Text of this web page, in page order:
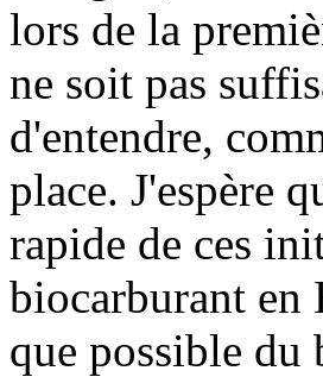
lors de la
ne soit pas
d'entendre,
place. J'espère
rapide de ces
biocarburant en
que possible du